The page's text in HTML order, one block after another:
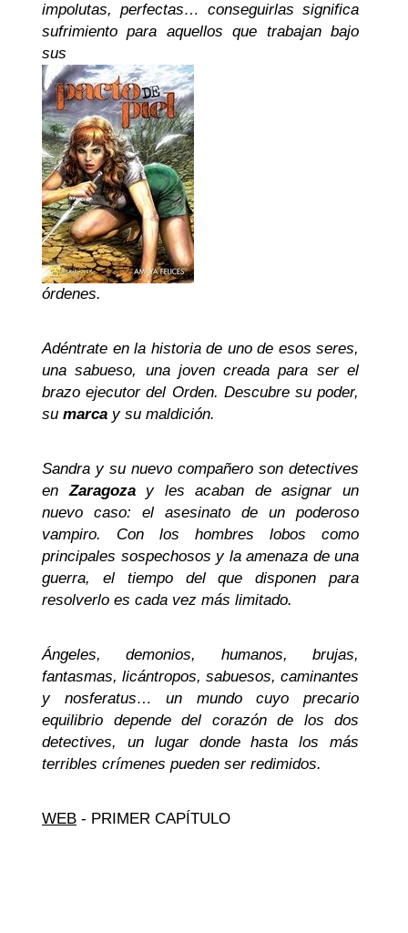
impolutas, perfectas… conseguirlas significa
sufrimiento para aquellos que trabajan bajo
sus
órdenes.
Adéntrate en la historia de uno de esos seres,
una sabueso, una joven creada para ser el
brazo ejecutor del Orden. Descubre su poder,
su marca y su maldición.
Sandra y su nuevo compañero son detectives
enZaragozay les acaban de asignar un
nuevo caso: el asesinato de un poderoso
vampiro. Con los hombres lobos como
principales sospechosos y la amenaza de una
guerra, el tiempo del que disponen para
resolverlo es cada vez más limitado.
Ángeles, demonios, humanos, brujas,
fantasmas, licántropos, sabuesos, caminantes
y nosferatus… un mundo cuyo precario
equilibrio depende del corazón de los dos
detectives, un lugar donde hasta los más
terribles crímenes pueden ser redimidos.
WEB - PRIMER CAPÍTULO